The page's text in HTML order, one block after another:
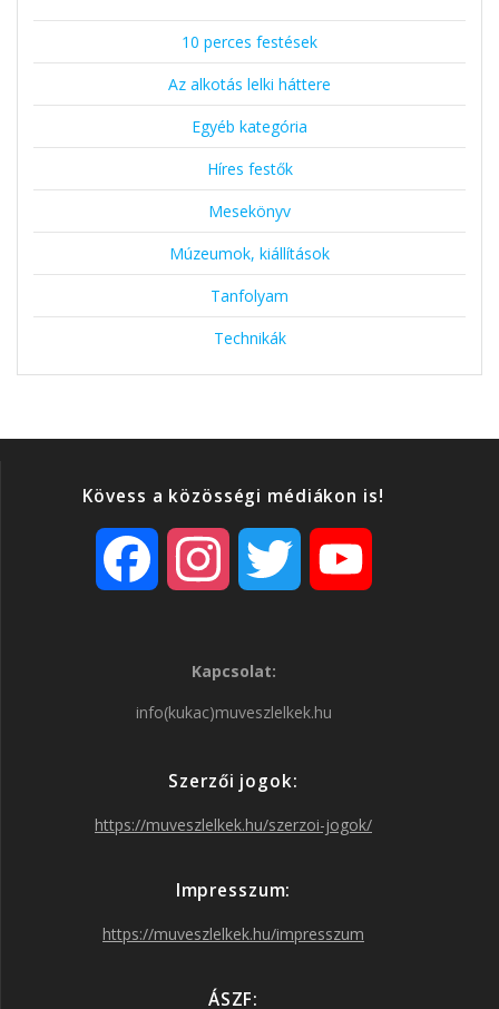
10 perces festések
Az alkotás lelki háttere
Egyéb kategória
Híres festők
Mesekönyv
Múzeumok, kiállítások
Tanfolyam
Technikák
Kövess a közösségi médiákon is!
o
s
r
a
r
Kapcsolat:
info(kukac)muveszlelkek.hu
Szerzői jogok:
https://muveszlelkek.hu/szerzoi-jogok/
Impresszum:
https://muveszlelkek.hu/impresszum
ÁSZF: